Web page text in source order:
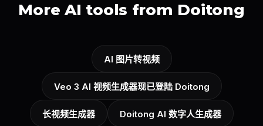
More AI tools from Doitong
AI 图片转视频
Veo 3 AI 视频生成器现已登陆 Doitong
长视频生成器 Doitong AI 数字人生成器